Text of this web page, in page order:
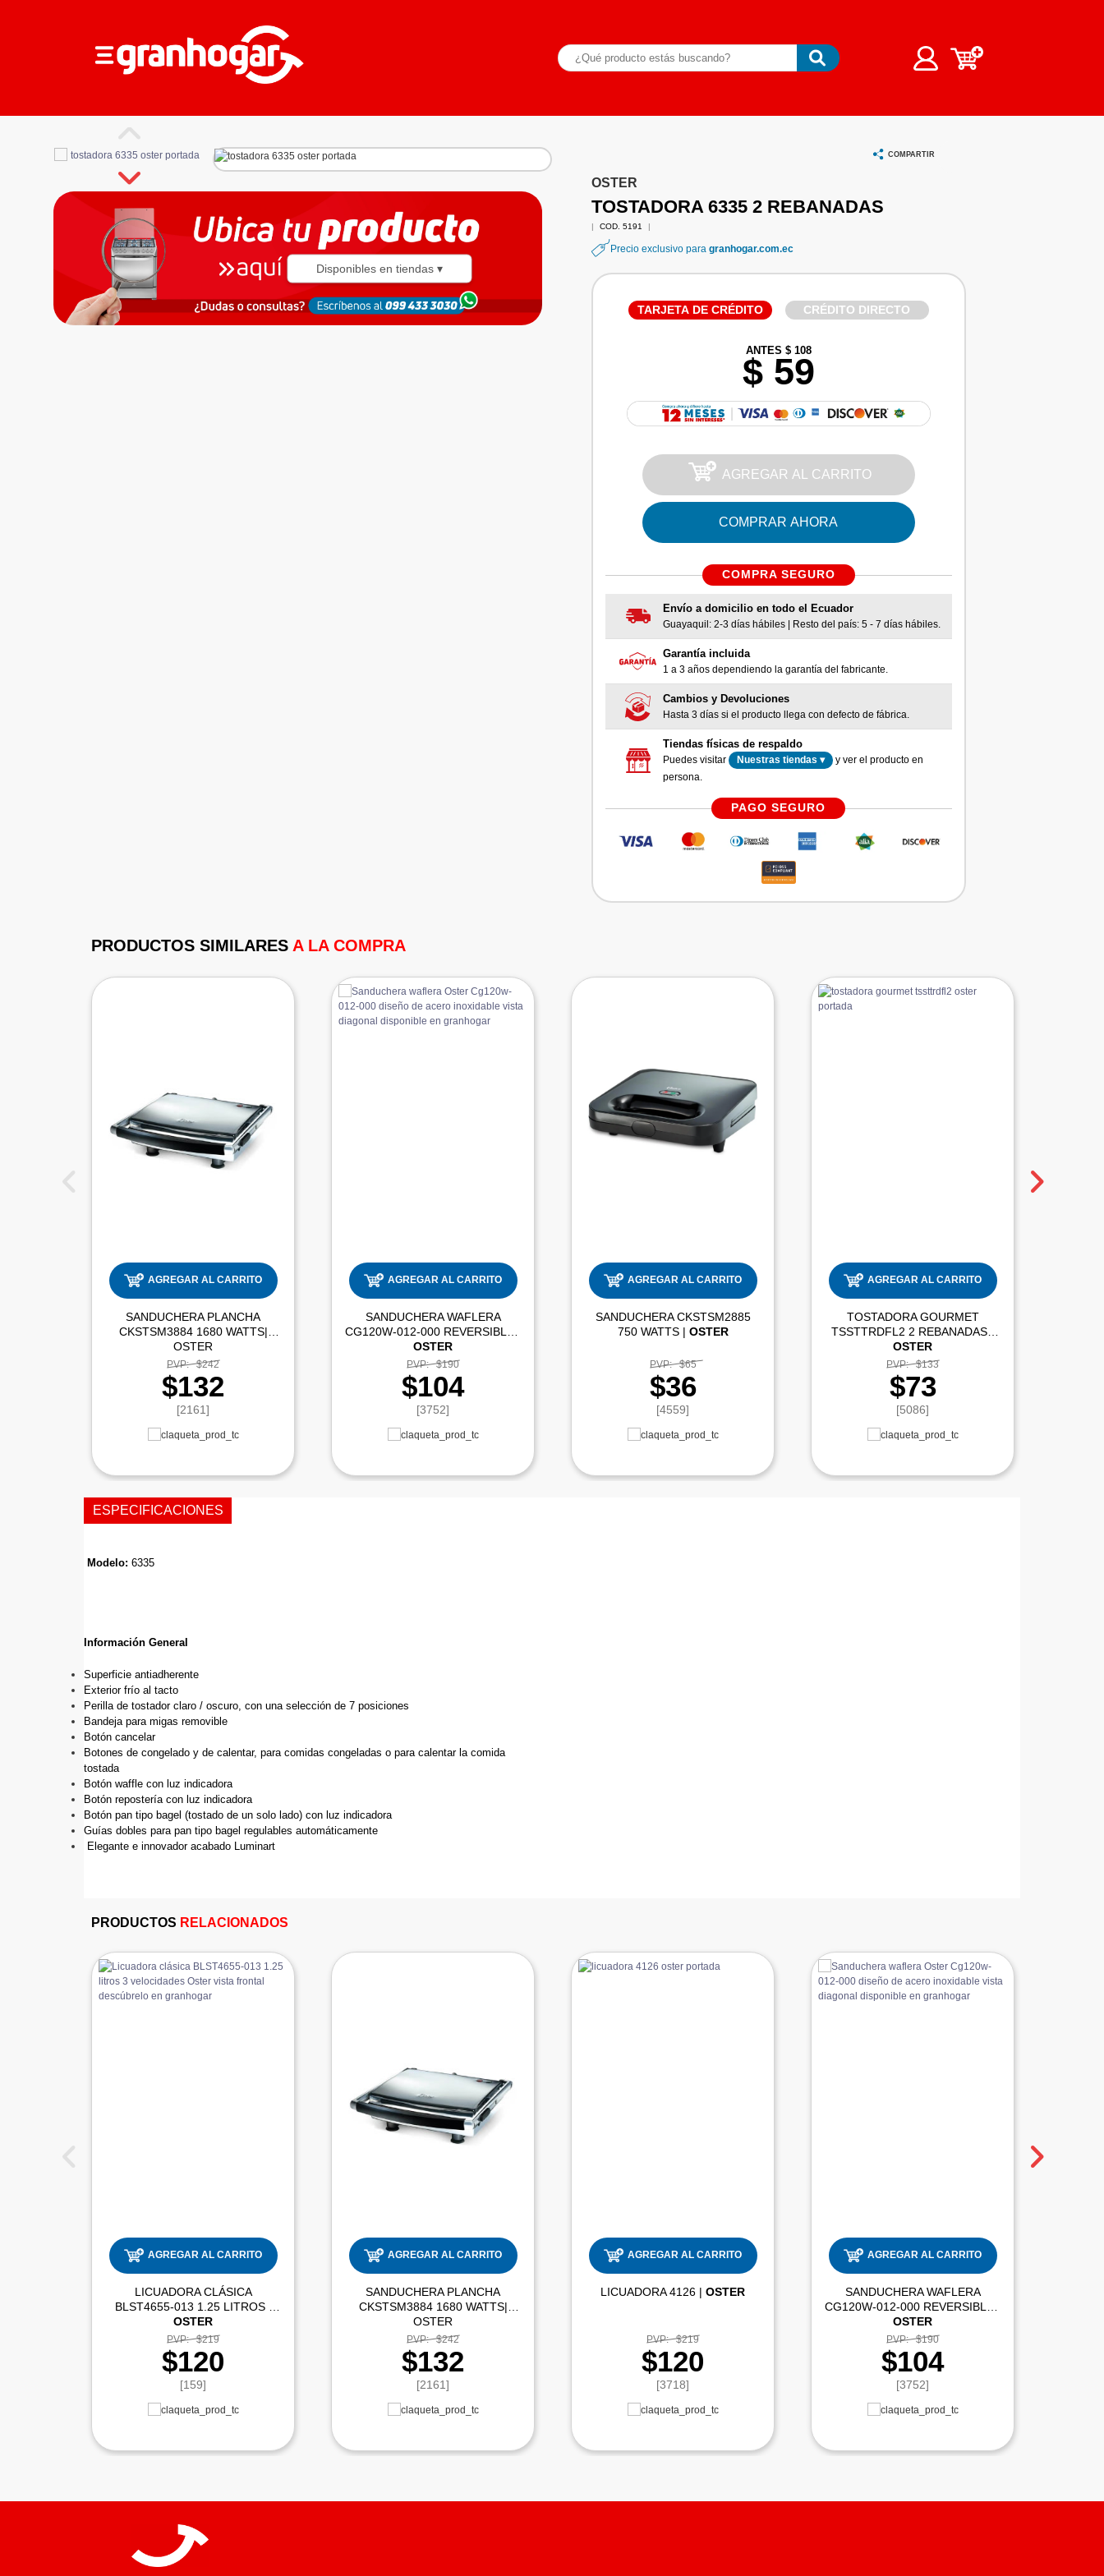
Disponibles en tiendas ▾
COMPARTIR
OSTER
TOSTADORA 6335 2 REBANADAS
| COD. 5191 |
Precio exclusivo para granhogar.com.ec
TARJETA DE CRÉDITO CRÉDITO DIRECTO
ANTES $ 108
$ 59
AGREGAR AL CARRITO
COMPRAR AHORA
COMPRA SEGURO
Envío a domicilio en todo el Ecuador
Guayaquil: 2-3 días hábiles | Resto del país: 5 - 7 días hábiles.
Garantía incluida
1 a 3 años dependiendo la garantía del fabricante.
Cambios y Devoluciones
Hasta 3 días si el producto llega con defecto de fábrica.
Tiendas físicas de respaldo
Puedes visitar Nuestras tiendas ▾
y ver el producto en
persona.
PAGO SEGURO
PRODUCTOS SIMILARES A LA COMPRA
AGREGAR AL CARRITO
SANDUCHERA PLANCHA
CKSTSM3884 1680 WATTS|
OSTER
PVP: $242
$132
[2161]
AGREGAR AL CARRITO
SANDUCHERA WAFLERA
OSTER
PVP: $190
$104
[3752]
AGREGAR AL CARRITO
SANDUCHERA CKSTSM2885
750 WATTS | OSTER
PVP: $65
$36
[4559]
AGREGAR AL CARRITO
TOSTADORA GOURMET
OSTER
PVP: $133
$73
[5086]
ESPECIFICACIONES
Modelo:
Información General
Superficie antiadherente
Exterior frío al tacto
Perilla de tostador claro / oscuro, con una selección de 7 posiciones
Bandeja para migas removible
Botón cancelar
Botones de congelado y de calentar, para comidas congeladas o para calentar la comida
tostada
Botón waffle con luz indicadora
Botón repostería con luz indicadora
Botón pan tipo bagel (tostado de un solo lado) con luz indicadora
Guías dobles para pan tipo bagel regulables automáticamente
Elegante e innovador acabado Luminart
PRODUCTOS RELACIONADOS
AGREGAR AL CARRITO
LICUADORA CLÁSICA
OSTER
PVP: $219
$120
[159]
AGREGAR AL CARRITO
SANDUCHERA PLANCHA
CKSTSM3884 1680 WATTS|
OSTER
PVP: $242
$132
[2161]
AGREGAR AL CARRITO
LICUADORA 4126 |OSTER
PVP: $219
$120
[3718]
AGREGAR AL CARRITO
SANDUCHERA WAFLERA
OSTER
PVP: $190
$104
[3752]